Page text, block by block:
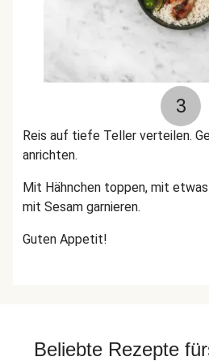
3
Reis auf tiefe Teller verteilen.
anrichten.
Mit Hähnchen toppen, mit
mit Sesam garnieren.
Guten Appetit!
Beliebte Rezepte